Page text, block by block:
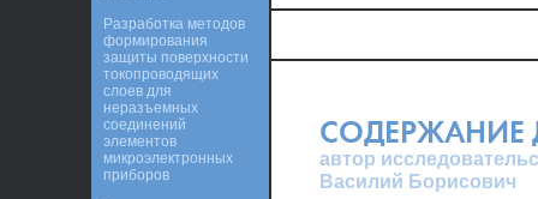
СОДЕРЖАНИЕ
автор
Василий Борисович
Разработка методов
формирования
защиты поверхности
токопроводящих
слоев для
неразъемных
соединений
элементов
микроэлектронных
приборов